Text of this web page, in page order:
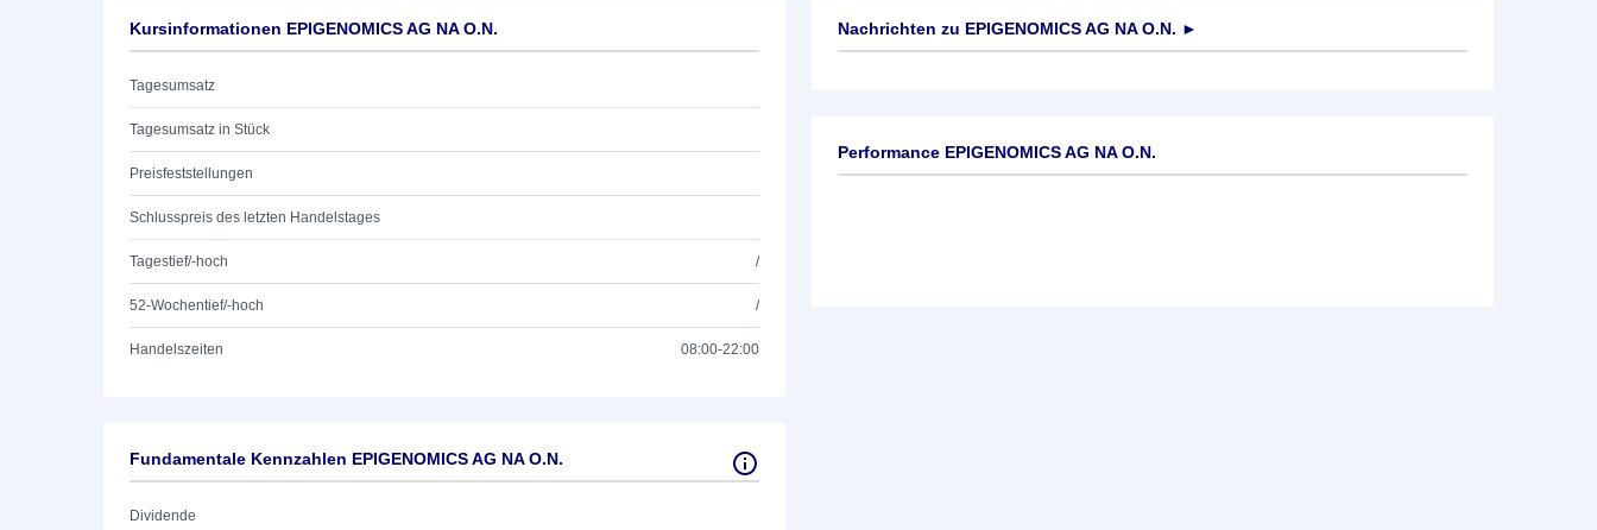
Kursinformationen EPIGENOMICS AG NA O.N.
Tagesumsatz
Tagesumsatz in Stück
Preisfeststellungen
Schlusspreis des letzten Handelstages
Tagestief/-hoch /
52-Wochentief/-hoch /
Handelszeiten 08:00-22:00
Fundamentale Kennzahlen EPIGENOMICS AG NA O.N.
Dividende
Nachrichten zu EPIGENOMICS AG NA O.N. ►
Performance EPIGENOMICS AG NA O.N.